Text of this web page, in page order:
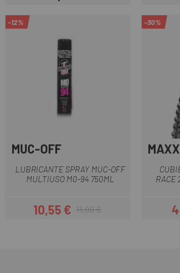
-12%
MUC-OFF
LUBRICANTE SPRAY MUC-OFF
MULTIUSO M0-94 750ML
Precio
10,55 €Precio regular
11,99 €
-30%
RACE